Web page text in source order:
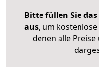
Bitte füllen Sie
aus, um
denen alle